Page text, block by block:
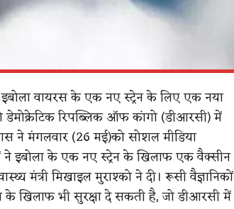
वायरस के एक नए स्ट्रेन के लिए एक नया
डेमोक्रेटिक रिपब्लिक ऑफ कांगो (डीआरसी) में
ने मंगलवार (26 मई)को सोशल मीडिया
ने इबोला के एक नए स्ट्रेन के खिलाफ एक वैक्सीन
मंत्री मिखाइल मुराश्को ने दी। रूसी वैज्ञानिकों
के खिलाफ भी सुरक्षा दे सकती है, जो डीआरसी में